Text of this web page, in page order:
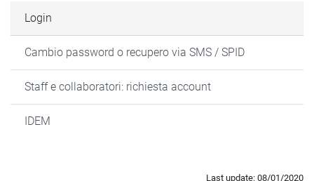
Login
Cambio password o recupero via SMS / SPID
Staff e collaboratori: richiesta account
IDEM
Last update: 08/01/2020